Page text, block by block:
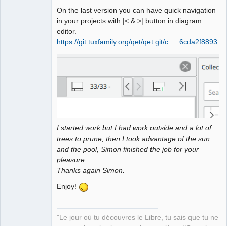
On the last version you can have quick navigation
in your projects with |< & >| button in diagram
editor.
https://git.tuxfamily.org/qet/qet.git/c … 6cda2f8893
I started work but I had work outside and a lot of
trees to prune, then I took advantage of the sun
and the pool, Simon finished the job for your
pleasure.
Thanks again Simon.
Enjoy!
"Le jour où tu découvres le Libre, tu sais que tu ne